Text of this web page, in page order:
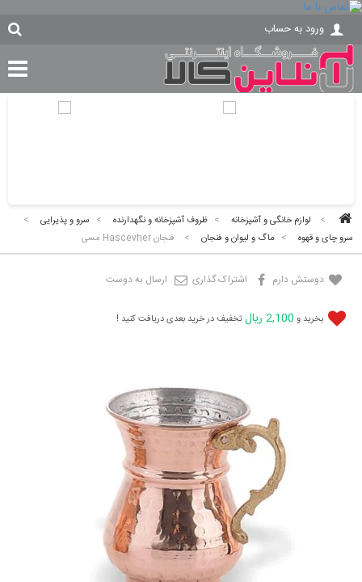
ورود به حساب
> لوازم خانگی و آشپزخانه > ظروف آشپزخانه و نگهدارنده > سرو و پذیرایی
>
سرو چای و قهوه
> ماگ و لیوان و فنجان > فنجان Hascevher مسی
دوستش دارم اشتراک گذاری ارسال به دوست
بخرید و 2,100 ریال تخفیف در خرید بعدی دریافت کنید !